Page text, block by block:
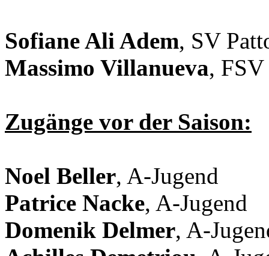
Sofiane Ali Adem, SV
Massimo Villanueva,
Zugänge vor der Saison:
Noel Beller, A-Jugend
Patrice Nacke, A-Jugend
Domenik Delmer, A-